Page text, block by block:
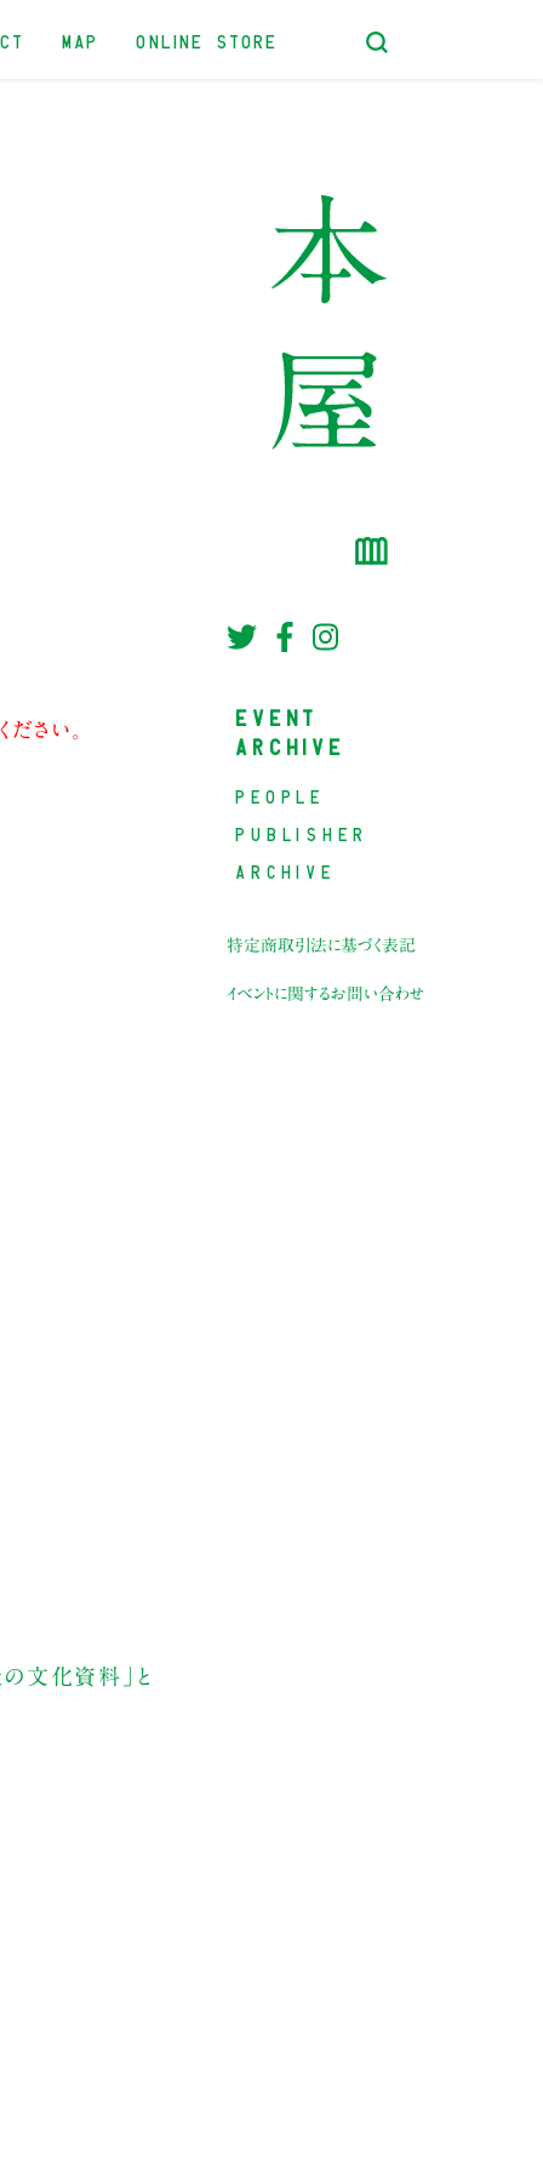
MAP ONLINE STORE
さい。
の文化資料」と
EVENT
ARCHIVE
PEOPLE
PUBLISHER
ARCHIVE
特定商取引法に基づく表記
イベントに関するお問い合わせ